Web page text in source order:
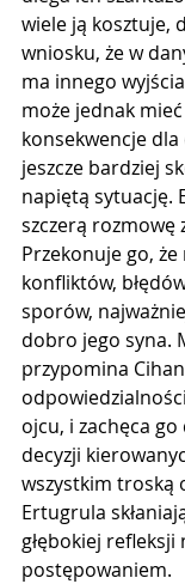
wiele ją kosztuje,
wniosku, że w
ma innego
może jednak
konsekwencje dla
jeszcze bardziej
napiętą sytuację.
szczerą rozmowę
Przekonuje go,
konfliktów,
sporów,
dobro jego syna.
przypomina
ojcu, i zachęca
decyzji
wszystkim troską
Ertugrula
głębokiej refleksji
postępowaniem.